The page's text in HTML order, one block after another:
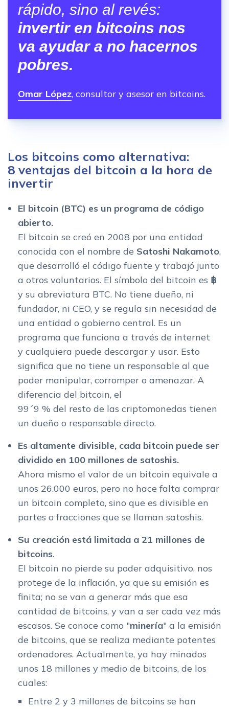
rápido, sino al revés:
invertir en bitcoins nos
va ayudar a no hacernos
pobres.
Omar López, consultor y asesor en bitcoins.
Los bitcoins como alternativa:
8 ventajas del bitcoin a la hora de
invertir
El bitcoin (BTC) es un programa de código
abierto.
El bitcoin se creó en 2008​ por una entidad
conocida con el nombre de Satoshi Nakamoto,
que desarrolló el código fuente y trabajó junto
a otros voluntarios. El símbolo del bitcoin es ฿
y su abreviatura BTC. No tiene dueño, ni
fundador, ni CEO, y se regula sin necesidad de
una entidad o gobierno central. Es un
programa que funciona a través de internet
y cualquiera puede descargar y usar. Esto
significa que no tiene un responsable al que
poder manipular, corromper o amenazar. A
diferencia del bitcoin, el
99´9 % del resto de las criptomonedas tienen
un dueño o responsable directo.
Es altamente divisible, cada bitcoin puede ser
dividido en 100 millones de satoshis.
Ahora mismo el valor de un bitcoin equivale a
unos 26.000 euros, pero no hace falta comprar
un bitcoin completo, sino que es divisible en
partes o fracciones que se llaman satoshis.
Su creación está limitada a 21 millones de
bitcoins.
El bitcoin no pierde su poder adquisitivo, nos
protege de la inflación, ya que su emisión es
finita; no se van a generar más que esa
cantidad de bitcoins, y van a ser cada vez más
escasos. Se conoce como "minería" a la emisión
de bitcoins, que se realiza mediante potentes
ordenadores. Actualmente, ya hay minados
unos 18 millones y medio de bitcoins, de los
cuales:
Entre 2 y 3 millones de bitcoins se han